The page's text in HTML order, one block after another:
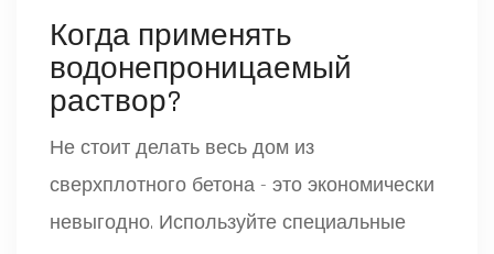
Когда применять
водонепроницаемый
раствор?
Не стоит делать весь дом из
сверхплотного бетона - это экономически
невыгодно. Используйте специальные